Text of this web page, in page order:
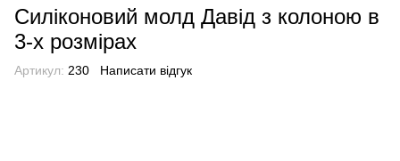
Силіконовий молд Давід з колоною в
3-х розмірах
Артикул: 230 Написати відгук